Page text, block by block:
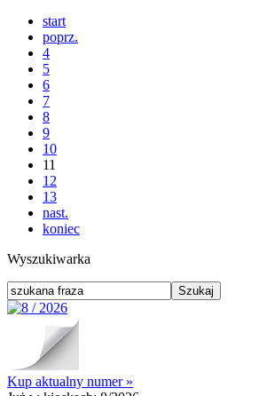
start
poprz.
4
5
6
7
8
9
10
11
12
13
nast.
koniec
Wyszukiwarka
Kup aktualny numer »